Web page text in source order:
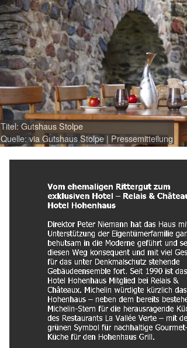
Titel: Gutshaus Stolpe
Quelle: via Gutshaus Stolpe | Pressemitteilung